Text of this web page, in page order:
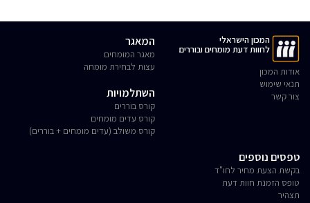
המכון הישראלי
לחוות דעת מומחים ובוררים
אודות המכון
תנאי שימוש
צור קשר
המאגר
מאגר המומחים
עצות לבחירת מומחה
השתלמויות
קורס בוררים
קורס עדים מומחים
קורס משולב (עדים מומחים + בוררים)
טפסים נוספים
בקשת הצעת מחיר לחו"ד
טופס הזמנת חוות דעת
תצהיר